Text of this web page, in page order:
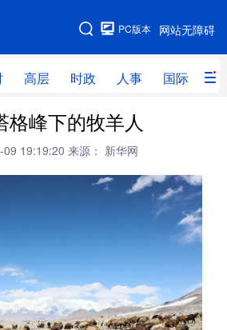
网站无障碍
PC版本
高层 时政 人事 国际 财
网站地图
层 时政
经 网评
全球连线 教育
体育
频 图片 政务
文件 金融 汽车
格峰下的牧羊人
19:19:20 来源： 新华网